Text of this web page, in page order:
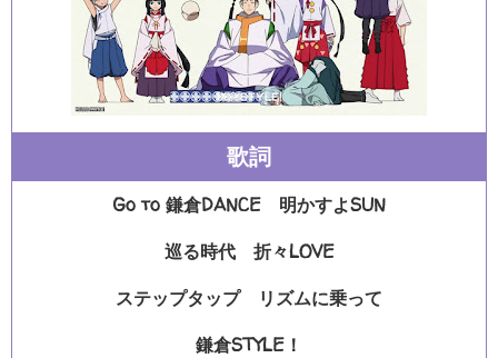
歌詞
Go to 鎌倉DANCE 明かすよSUN
巡る時代 折々LOVE
ステップタップ リズムに乗って
鎌倉STYLE！